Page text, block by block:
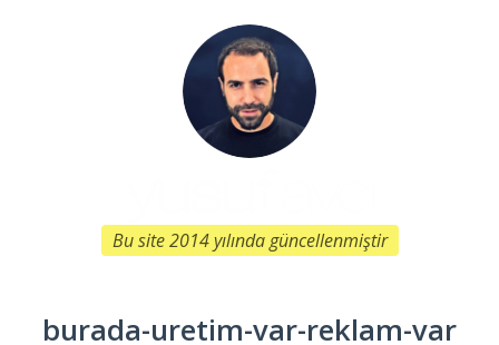
Bu site 2014 yılında güncellenmiştir
burada-uretim-var-reklam-var